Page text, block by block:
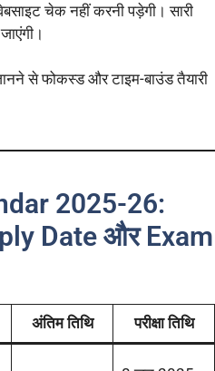
वेबसाइट चेक नहीं करनी पड़ेगी। सारी
से फोकस्ड और टाइम-बाउंड तैयारी
2025-26:
Date और Exam
अंतिम तिथि परीक्षा तिथि